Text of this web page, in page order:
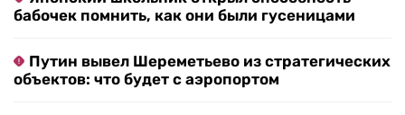
бабочек помнить, как они были гусеницами
Путин вывел Шереметьево из стратегических
объектов: что будет с аэропортом